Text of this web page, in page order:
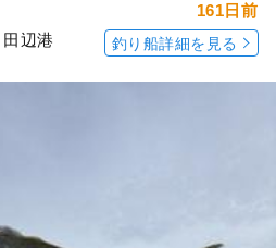
辺港
161日前
釣り船詳細を見る